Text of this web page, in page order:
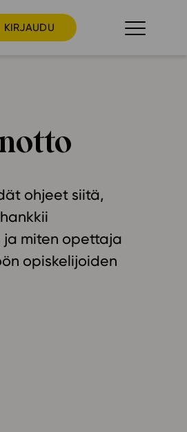
KIRJAUDU
Ota yhteyttä
In English
ohjeet siitä,
miten opettaja
opiskelijoiden